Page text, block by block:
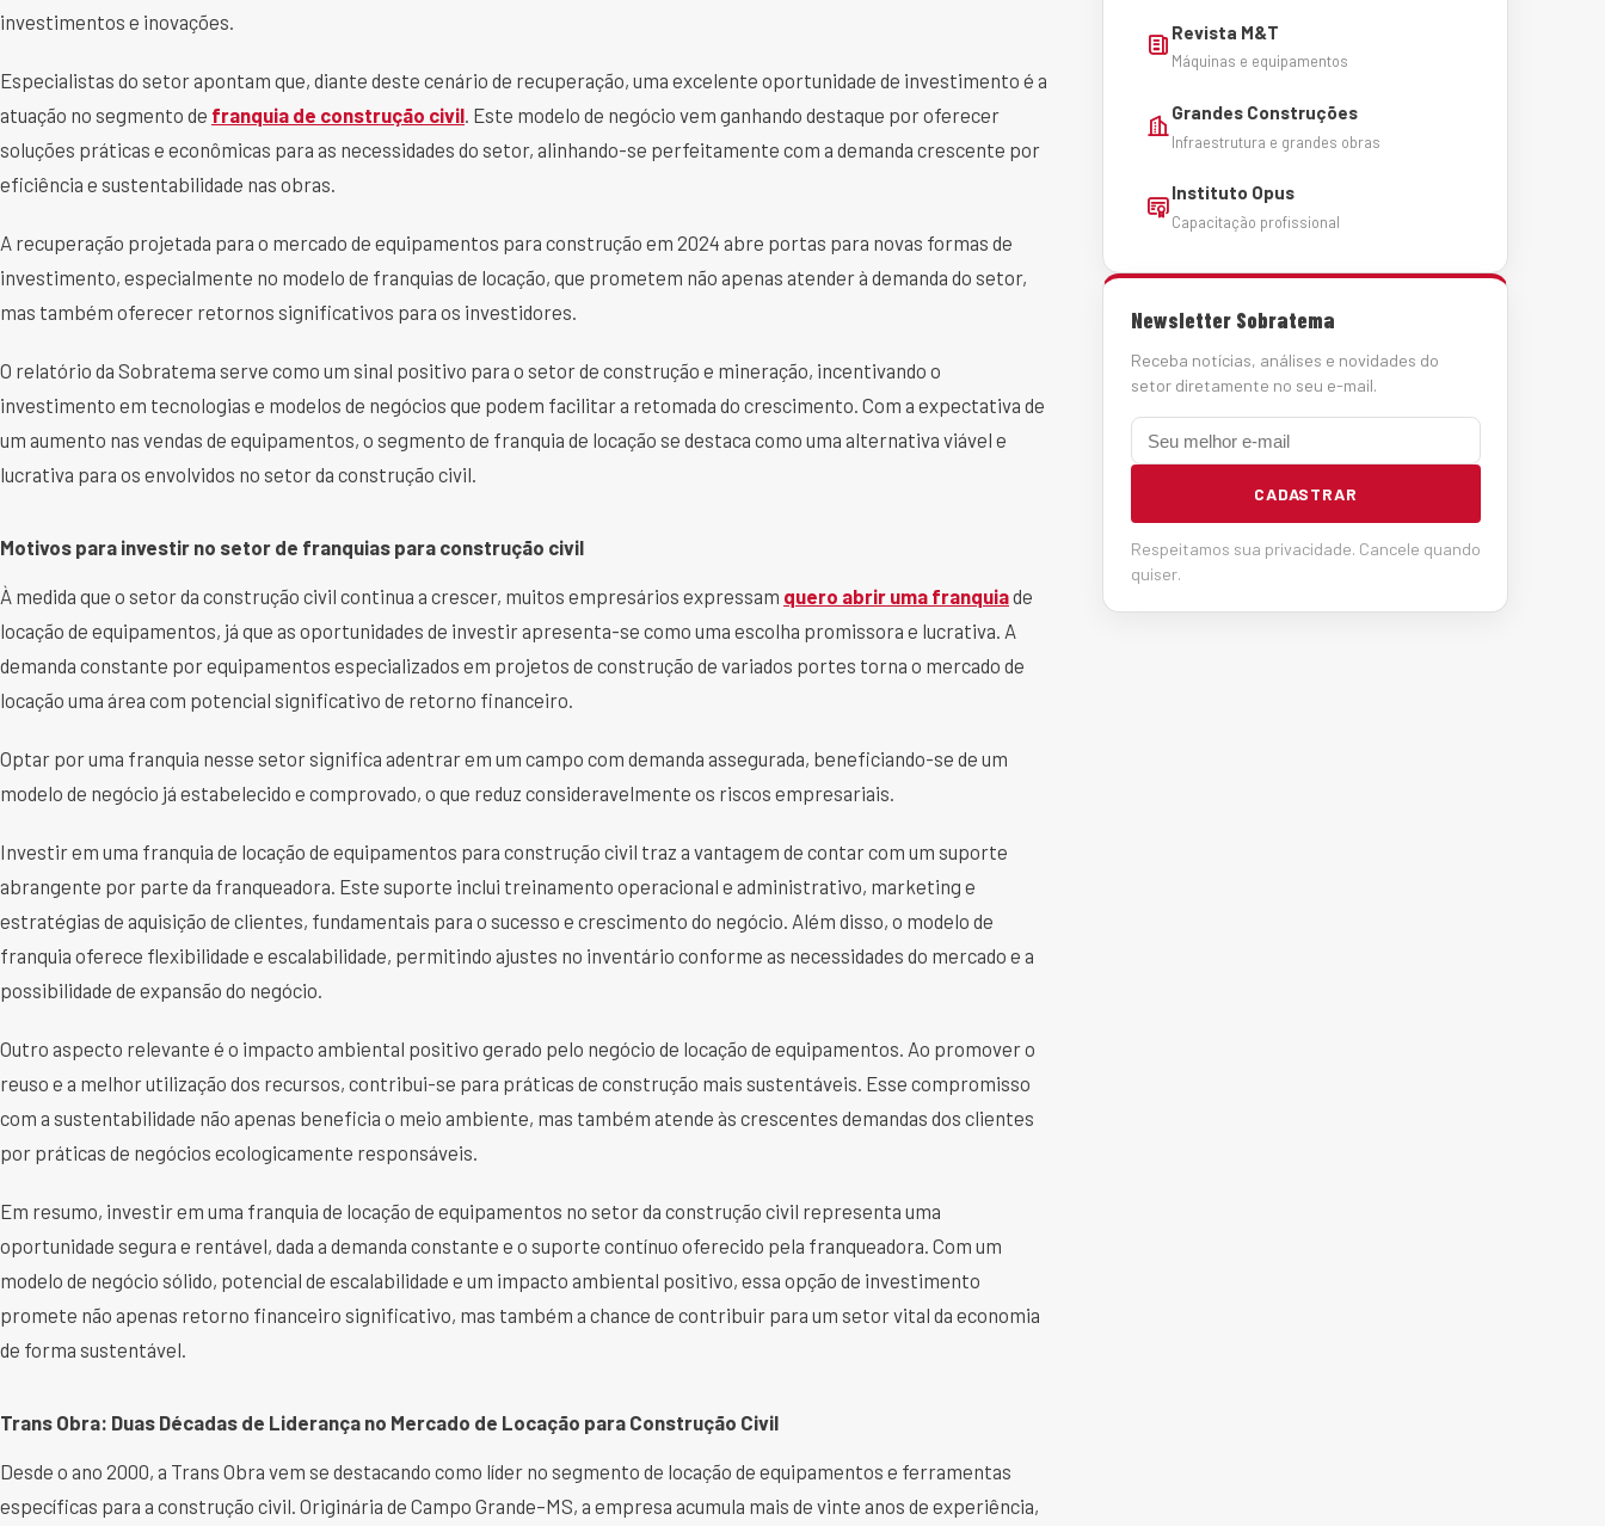
investimentos e inovações.
Especialistas do setor apontam que, diante deste cenário de recuperação, uma excelente oportunidade de investimento é a
atuação no segmento de franquia de construção civil . Este modelo de negócio vem ganhando destaque por oferecer
soluções práticas e econômicas para as necessidades do setor, alinhando-se perfeitamente com a demanda crescente por
eficiência e sustentabilidade nas obras.
A recuperação projetada para o mercado de equipamentos para construção em 2024 abre portas para novas formas de
investimento, especialmente no modelo de franquias de locação, que prometem não apenas atender à demanda do setor,
mas também oferecer retornos significativos para os investidores.
O relatório da Sobratema serve como um sinal positivo para o setor de construção e mineração, incentivando o
investimento em tecnologias e modelos de negócios que podem facilitar a retomada do crescimento. Com a expectativa de
um aumento nas vendas de equipamentos, o segmento de franquia de locação se destaca como uma alternativa viável e
lucrativa para os envolvidos no setor da construção civil.
Motivos para investir no setor de franquias para construção civil
À medida que o setor da construção civil continua a crescer, muitos empresários expressam quero abrir uma franquiade
locação de equipamentos, já que as oportunidades de investir apresenta-se como uma escolha promissora e lucrativa. A
demanda constante por equipamentos especializados em projetos de construção de variados portes torna o mercado de
locação uma área com potencial significativo de retorno financeiro.
Optar por uma franquia nesse setor significa adentrar em um campo com demanda assegurada, beneficiando-se de um
modelo de negócio já estabelecido e comprovado, o que reduz consideravelmente os riscos empresariais.
Investir em uma franquia de locação de equipamentos para construção civil traz a vantagem de contar com um suporte
abrangente por parte da franqueadora. Este suporte inclui treinamento operacional e administrativo, marketing e
estratégias de aquisição de clientes, fundamentais para o sucesso e crescimento do negócio. Além disso, o modelo de
franquia oferece flexibilidade e escalabilidade, permitindo ajustes no inventário conforme as necessidades do mercado e a
possibilidade de expansão do negócio.
Outro aspecto relevante é o impacto ambiental positivo gerado pelo negócio de locação de equipamentos. Ao promover o
reuso e a melhor utilização dos recursos, contribui-se para práticas de construção mais sustentáveis. Esse compromisso
com a sustentabilidade não apenas beneficia o meio ambiente, mas também atende às crescentes demandas dos clientes
por práticas de negócios ecologicamente responsáveis.
Em resumo, investir em uma franquia de locação de equipamentos no setor da construção civil representa uma
oportunidade segura e rentável, dada a demanda constante e o suporte contínuo oferecido pela franqueadora. Com um
modelo de negócio sólido, potencial de escalabilidade e um impacto ambiental positivo, essa opção de investimento
promete não apenas retorno financeiro significativo, mas também a chance de contribuir para um setor vital da economia
de forma sustentável.
Trans Obra: Duas Décadas de Liderança no Mercado de Locação para Construção Civil
Desde o ano 2000, a Trans Obra vem se destacando como líder no segmento de locação de equipamentos e ferramentas
específicas para a construção civil. Originária de Campo Grande–MS, a empresa acumula mais de vinte anos de experiência,
Revista M&T
Máquinas e equipamentos
Grandes Construções
Infraestrutura e grandes obras
Instituto Opus
Capacitação profissional
Newsletter Sobratema
Receba notícias, análises e novidades do
setor diretamente no seu e-mail.
E-mail
CADASTRAR
Respeitamos sua privacidade. Cancele quando
quiser.